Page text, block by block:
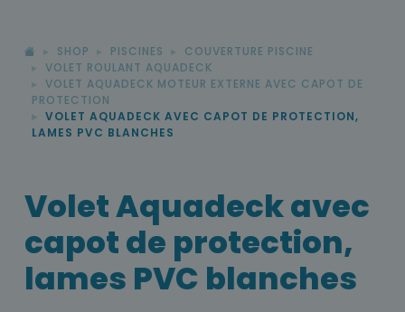
SHOP PISCINES
COUVERTURE PISCINE
VOLET ROULANT AQUADECK
VOLET AQUADECK MOTEUR EXTERNE AVEC CAPOT DE
PROTECTION
VOLET AQUADECK AVEC CAPOT DE PROTECTION,
LAMES PVC BLANCHES
Volet Aquadeck avec
capot de protection,
lames PVC blanches